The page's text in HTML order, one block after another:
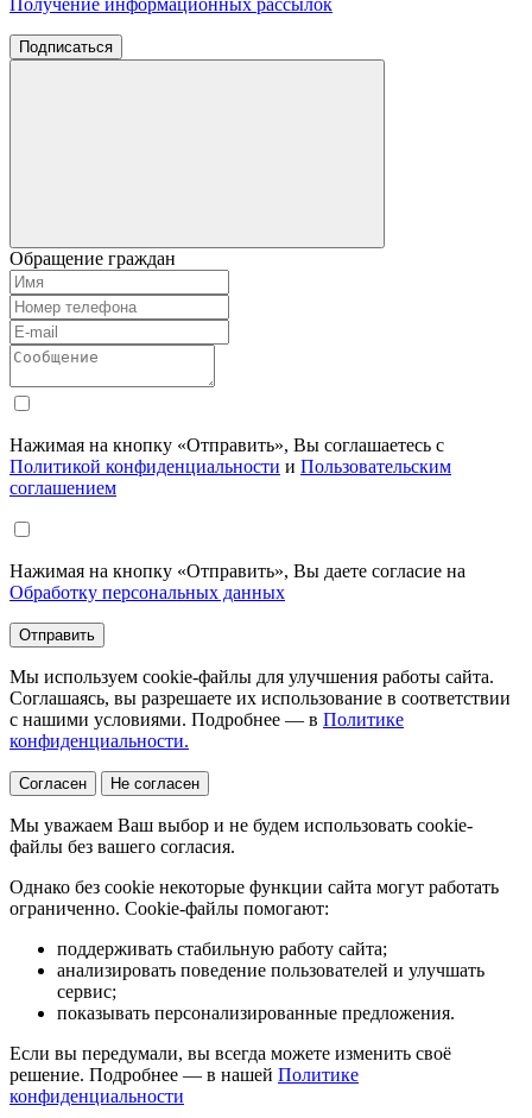
Подписаться
Обращение граждан
Нажимая на кнопку «Отправить», Вы соглашаетесь с
Политикой конфиденциальности и Пользовательским
соглашением
Нажимая на кнопку «Отправить», Вы даете согласие на
Обработку персональных данных
Отправить
Мы используем cookie-файлы для улучшения работы сайта.
Соглашаясь, вы разрешаете их использование в соответствии
с нашими условиями. Подробнее — в Политике
конфиденциальности.
Согласен Не согласен
Мы уважаем Ваш выбор и не будем использовать cookie-
файлы без вашего согласия.
Однако без cookie некоторые функции сайта могут работать
ограниченно. Cookie-файлы помогают:
поддерживать стабильную работу сайта;
анализировать поведение пользователей и улучшать
сервис;
показывать персонализированные предложения.
Если вы передумали, вы всегда можете изменить своё
решение. Подробнее — в нашей Политике
конфиденциальности